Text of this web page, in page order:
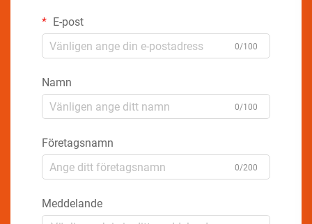
E-post
0/100
Namn
0/100
Företagsnamn
0/200
Meddelande